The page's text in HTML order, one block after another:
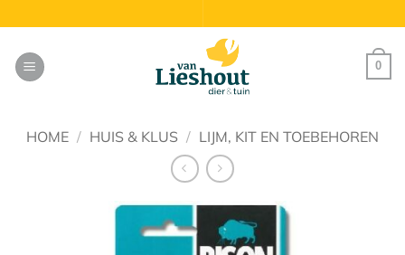
naar
inhoud
0
HOME / HUIS & KLUS / LIJM, KIT EN TOEBEHOREN